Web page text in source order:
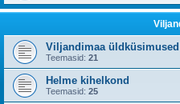
Viljandimaa üldküsimused
Teemasid: 21
Helme kihelkond
Teemasid: 25